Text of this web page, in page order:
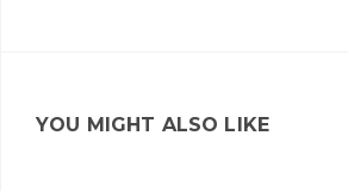
YOU MIGHT ALSO LIKE